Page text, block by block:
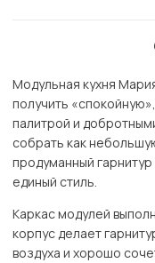
Модульная кухня
получить
палитрой и
собрать как
продуманный
единый стиль.
Каркас модулей
корпус делает
воздуха и хорошо